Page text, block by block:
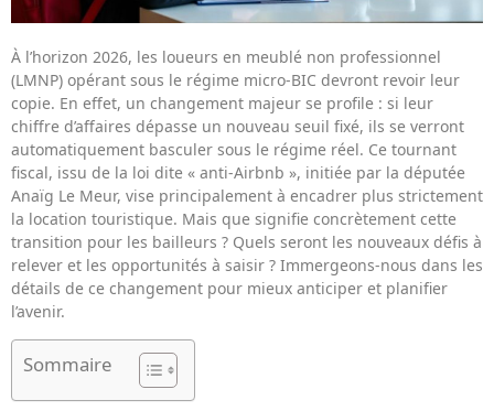
À l’horizon 2026, les loueurs en meublé non professionnel
(LMNP) opérant sous le régime micro-BIC devront revoir leur
copie. En effet, un changement majeur se profile : si leur
chiffre d’affaires dépasse un nouveau seuil fixé, ils se verront
automatiquement basculer sous le régime réel. Ce tournant
fiscal, issu de la loi dite « anti-Airbnb », initiée par la députée
Anaïg Le Meur, vise principalement à encadrer plus strictement
la location touristique. Mais que signifie concrètement cette
transition pour les bailleurs ? Quels seront les nouveaux défis à
relever et les opportunités à saisir ? Immergeons-nous dans les
détails de ce changement pour mieux anticiper et planifier
l’avenir.
Sommaire